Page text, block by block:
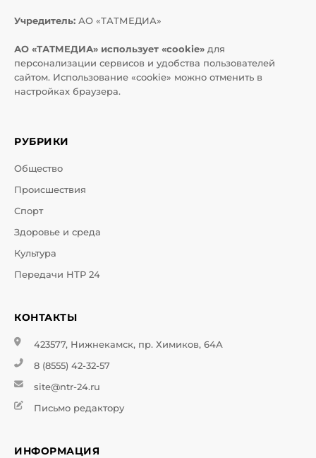
Учредитель: АО «ТАТМЕДИА»
АО «ТАТМЕДИА» использует «cookie» для
персонализации сервисов и удобства пользователей
сайтом. Использование «cookie» можно отменить в
настройках браузера.
РУБРИКИ
Общество
Происшествия
Спорт
Здоровье и среда
Культура
Передачи НТР 24
КОНТАКТЫ
423577, Нижнекамск, пр. Химиков, 64А
8 (8555) 42-32-57
site@ntr-24.ru
Письмо редактору
ИНФОРМАЦИЯ